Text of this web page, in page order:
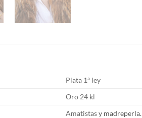
Plata 1ª ley
Oro 24 kl
Amatistasy madreperla.